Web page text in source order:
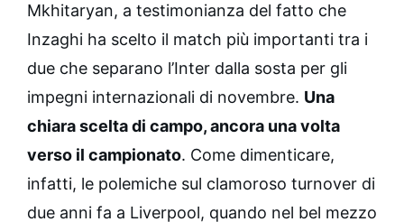
Mkhitaryan, a testimonianza del fatto che
Inzaghi ha scelto il match più importanti tra i
due che separano l’Inter dalla sosta per gli
impegni internazionali di novembre. Una
chiara scelta di campo, ancora una volta
verso il campionato. Come dimenticare,
infatti, le polemiche sul clamoroso turnover di
due anni fa a Liverpool, quando nel bel mezzo